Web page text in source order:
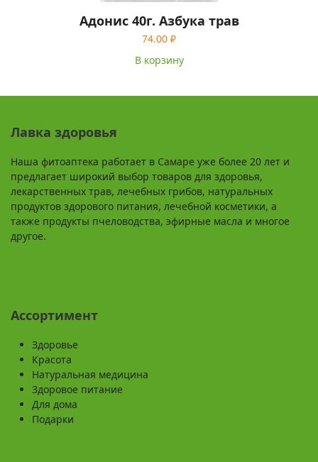
Адонис 40г. Азбука трав
74.00 ₽
В корзину
Лавка здоровья
Наша фитоаптека работает в Самаре уже более 20 лет и
предлагает широкий выбор товаров для здоровья,
лекарственных трав, лечебных грибов, натуральных
продуктов здорового питания, лечебной косметики, а
также продукты пчеловодства, эфирные масла и многое
другое.
Ассортимент
Здоровье
Красота
Натуральная медицина
Здоровое питание
Для дома
Подарки